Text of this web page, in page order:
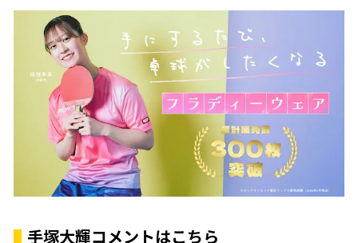
手塚大輝コメントはこちら